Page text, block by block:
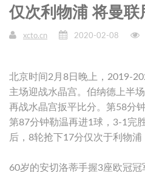
仅次利物浦 将曼联
xcto.cn 2020-02-08
北京时间2月8日晚上，2019-
主场迎战水晶宫。伯纳德上半
再战水晶宫扳平比分。第58分
第87分钟勒温再进1球，3-1完
后，8轮抢下17分仅次于利物浦
60岁的安切洛蒂手握3座欧冠